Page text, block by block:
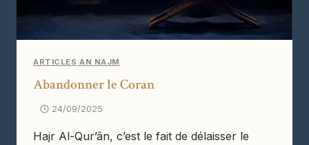
ARTICLES AN NAJM
Abandonner le Coran
24/09/2025
Hajr Al-Qur’ân, c’est le fait de délaisser le